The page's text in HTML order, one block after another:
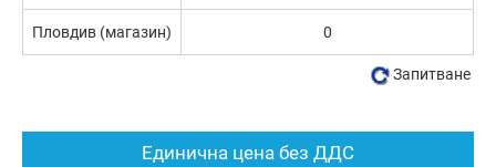
Единична цена без ДДС
Пловдив (магазин) 0
Запитване